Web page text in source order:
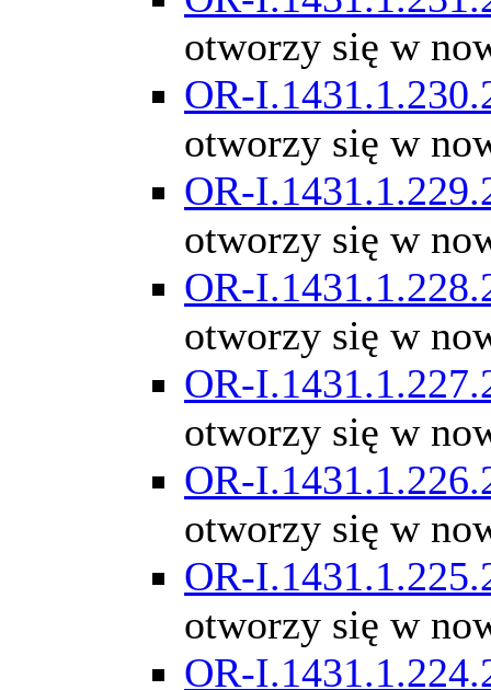
otworzy się w
OR-
otworzy się w
OR-
otworzy się w
OR-
otworzy się w
OR-
otworzy się w
OR-
otworzy się w
OR-
otworzy się w
OR-